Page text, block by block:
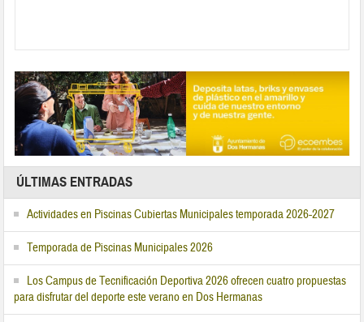
ÚLTIMAS ENTRADAS
Actividades en Piscinas Cubiertas Municipales temporada 2026-2027
Temporada de Piscinas Municipales 2026
Los Campus de Tecnificación Deportiva 2026 ofrecen cuatro propuestas
para disfrutar del deporte este verano en Dos Hermanas